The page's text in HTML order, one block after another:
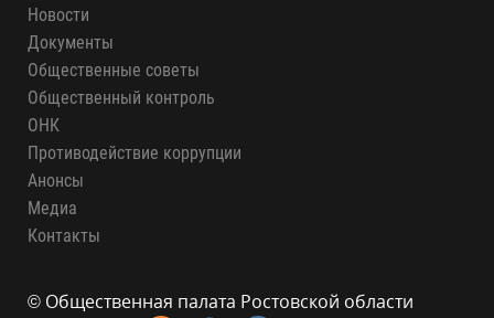
Новости
Документы
Общественные советы
Общественный контроль
ОНК
Противодействие коррупции
Анонсы
Медиа
Контакты
© Общественная палата Ростовской области